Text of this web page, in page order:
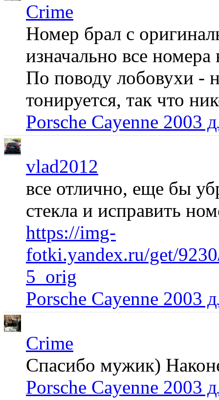
Crime
Номер брал с
изначально все
По поводу лобовухи -
тонируется, так что
Porsche Cayenne 2003
vlad2012
все отлично, еще бы
стекла и исправить
https://img-
fotki.yandex.ru/get/
5_orig
Porsche Cayenne 2003
Crime
Спасибо мужик)
Porsche Cayenne 2003